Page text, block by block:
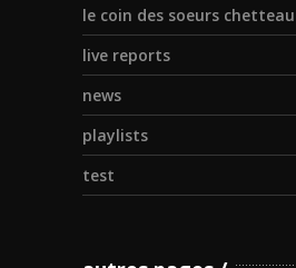
le coin des soeurs chetteau
live reports
news
playlists
test